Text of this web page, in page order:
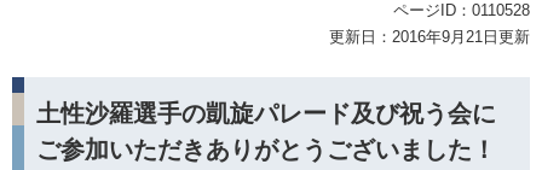
ページID：0110528
更新日：2016年9月21日更新
土性沙羅選手の凱旋パレード及び祝う会に
ご参加いただきありがとうございました！